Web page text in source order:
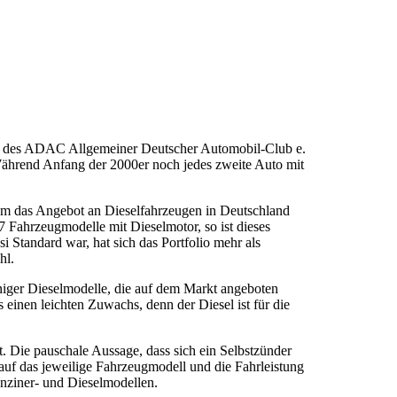
ADAC Allgemeiner Deutscher Automobil-Club e.
Anfang der 2000er noch jedes zweite Auto mit
das Angebot an Dieselfahrzeugen in Deutschland
mit Dieselmotor, so ist dieses
Standard war, hat sich das Portfolio mehr als
Dieselmodelle, die auf dem Markt angeboten
einen leichten Zuwachs, denn der Diesel ist für die
pauschale Aussage, dass sich ein Selbstzünder
das jeweilige Fahrzeugmodell und die Fahrleistung
und Dieselmodellen.